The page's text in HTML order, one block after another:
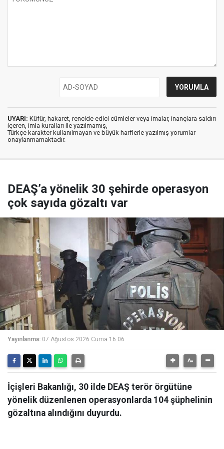
UYARI: Küfür, hakaret, rencide edici cümleler veya imalar, inançlara saldırı
içeren, imla kuralları ile yazılmamış,
Türkçe karakter kullanılmayan ve büyük harflerle yazılmış yorumlar
onaylanmamaktadır.
DEAŞ’a yönelik 30 şehirde operasyon
çok sayıda gözaltı var
Yayınlanma: 07 Ağustos 2026 Cuma 16:06
İçişleri Bakanlığı, 30 ilde DEAŞ terör örgütüne
yönelik düzenlenen operasyonlarda 104 şüphelinin
gözaltına alındığını duyurdu.